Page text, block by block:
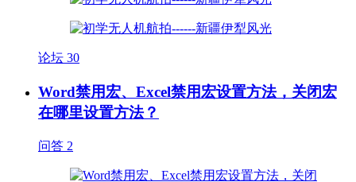
论坛 30
Word禁用宏、Excel禁用宏设置方法，关闭宏
在哪里设置方法？
问答 2